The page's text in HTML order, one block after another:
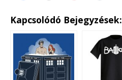
Kapcsolódó Bejegyzések: